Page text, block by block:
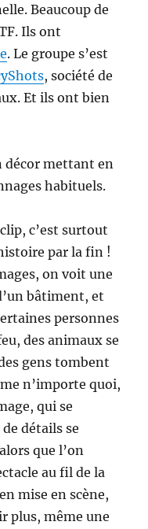
Beaucoup de
Ils ont
. Le groupe s’est
, société de
Et ils ont bien
décor mettant en
habituels.
c’est surtout
par la fin !
on voit une
bâtiment, et
personnes
des animaux se
gens tombent
n’importe quoi,
qui se
détails se
que l’on
au fil de la
mise en scène,
plus, même une